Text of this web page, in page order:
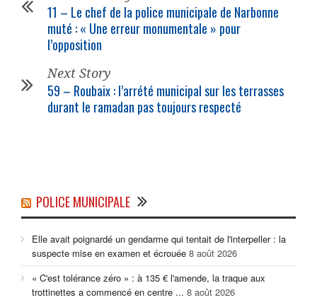
11 – Le chef de la police municipale de Narbonne
muté : « Une erreur monumentale » pour
l’opposition
Next Story
59 – Roubaix : l’arrété municipalsur les terrasses
durant le ramadan pas toujours respecté
POLICE MUNICIPALE
Elle avait poignardé un gendarme qui tentait de l'interpeller : la
suspecte mise en examen et écrouée 8 août 2026
« C'est tolérance zéro » : à 135 € l'amende, la traque aux
trottinettes a commencé en centre ... 8 août 2026